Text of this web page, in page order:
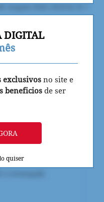
DIGITAL
exclusivos no site e
beneficios de ser
quiser